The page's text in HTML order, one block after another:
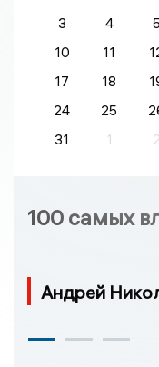
3
4 5
10
11
17
18
24
25
31
1 2
100 самых
Андрей